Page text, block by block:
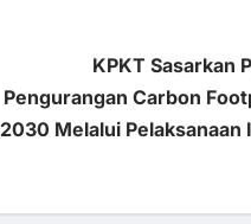
KPKT Sasarkan
Pengurangan Carbon
2030 Melalui